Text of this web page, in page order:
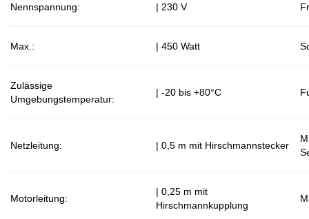
Nennspannung: | 230 V
Max.: | 450 Watt
Zulässige
Umgebungstemperatur:
| -20 bis +80°C
Netzleitung: | 0,5 m mit Hirschmannstecker
Motorleitung:
| 0,25 m mit
Hirschmannkupplung